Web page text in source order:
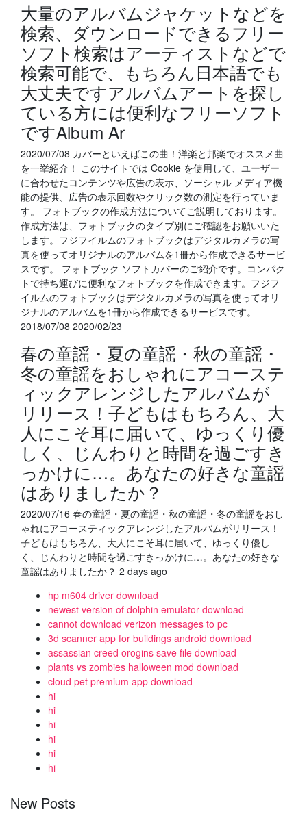
大量のアルバムジャケットなどを
検索、ダウンロードできるフリー
ソフト検索はアーティストなどで
検索可能で、もちろん日本語でも
大丈夫ですアルバムアートを探し
ている方には便利なフリーソフト
ですAlbum Ar
2020/07/08 カバーといえばこの曲！洋楽と邦楽でオススメ曲
を一挙紹介！ このサイトでは Cookie を使用して、ユーザー
に合わせたコンテンツや広告の表示、ソーシャル メディア機
能の提供、広告の表示回数やクリック数の測定を行っていま
す。 フォトブックの作成方法についてご説明しております。
作成方法は、フォトブックのタイプ別にご確認をお願いいた
します。フジフイルムのフォトブックはデジタルカメラの写
真を使ってオリジナルのアルバムを1冊から作成できるサービ
スです。 フォトブック ソフトカバーのご紹介です。コンパク
トで持ち運びに便利なフォトブックを作成できます。フジフ
イルムのフォトブックはデジタルカメラの写真を使ってオリ
ジナルのアルバムを1冊から作成できるサービスです。
2018/07/08 2020/02/23
春の童謡・夏の童謡・秋の童謡・
冬の童謡をおしゃれにアコーステ
ィックアレンジしたアルバムが
リリース！子どもはもちろん、大
人にこそ耳に届いて、ゆっくり優
しく、じんわりと時間を過ごすき
っかけに…。あなたの好きな童謡
はありましたか？
2020/07/16 春の童謡・夏の童謡・秋の童謡・冬の童謡をおし
ゃれにアコースティックアレンジしたアルバムがリリース！
子どもはもちろん、大人にこそ耳に届いて、ゆっくり優し
く、じんわりと時間を過ごすきっかけに…。あなたの好きな
童謡はありましたか？ 2 days ago
hp m604 driver download
newest version of dolphin emulator download
cannot download verizon messages to pc
3d scanner app for buildings android download
assassian creed orogins save file download
plants vs zombies halloween mod download
cloud pet premium app download
hi
hi
hi
hi
hi
hi
New Posts